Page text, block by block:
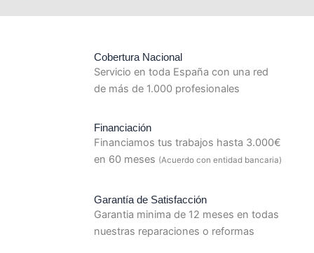
Cobertura Nacional
Servicio en toda España con una red
de más de 1.000 profesionales
Financiación
Financiamos tus trabajos hasta 3.000€
en 60 meses (Acuerdo con entidad bancaria)
Garantía de Satisfacción
Garantia minima de 12 meses en todas
nuestras reparaciones o reformas